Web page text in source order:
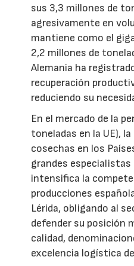
sus 3,3 millones de
agresivamente en
mantiene como el
2,2 millones de
Alemania ha
recuperación
reduciendo su
En el mercado de la
toneladas en la UE),
cosechas en los
grandes
intensifica la
producciones
Lérida, obligando al
defender su posición
calidad,
excelencia logística